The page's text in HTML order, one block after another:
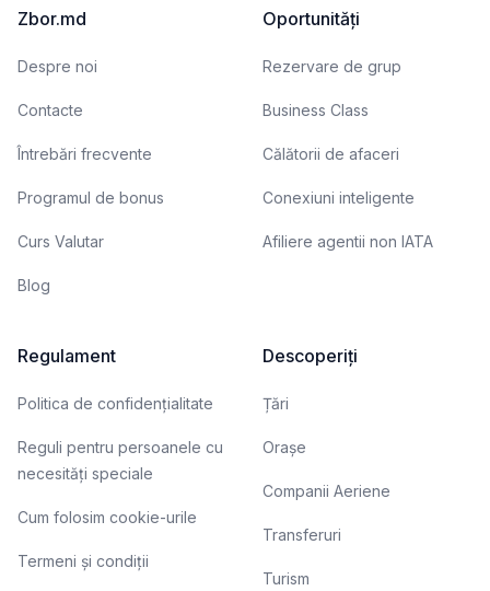
Zbor.md
Despre noi
Contacte
Întrebări frecvente
Programul de bonus
Curs Valutar
Blog
Oportunități
Rezervare de grup
Business Class
Călătorii de afaceri
Conexiuni inteligente
Afiliere agentii non IATA
Regulament
Politica de confidențialitate
Reguli pentru persoanele cu
necesități speciale
Cum folosim cookie-urile
Termeni și condiții
Descoperiți
Țări
Orașe
Companii Aeriene
Transferuri
Turism